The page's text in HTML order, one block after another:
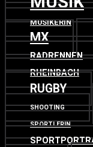
MUSIKERIN
MX
RADRENNEN
RHEINBACH
RUGBY
SHOOTING
SPORTLERIN